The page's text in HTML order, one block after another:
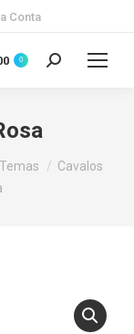
Conta
0 Search:
Temas
Cavalos